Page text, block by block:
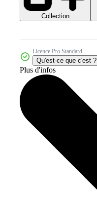
Collection
Licence Pro Standard
Qu'est-ce que c'est ?
Plus d'infos